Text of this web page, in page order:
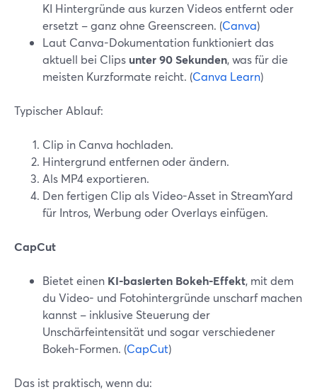
KI Hintergründe aus kurzen Videos entfernt oder
ersetzt – ganz ohne Greenscreen. (Canva)
Laut Canva-Dokumentation funktioniert das
aktuell bei Clips unter 90 Sekunden, was für die
meisten Kurzformate reicht. (Canva Learn)
Typischer Ablauf:
Clip in Canva hochladen.
Hintergrund entfernen oder ändern.
Als MP4 exportieren.
Den fertigen Clip als Video-Asset in StreamYard
für Intros, Werbung oder Overlays einfügen.
CapCut
Bietet einen KI-basierten Bokeh-Effekt, mit dem
du Video- und Fotohintergründe unscharf machen
kannst – inklusive Steuerung der
Unschärfeintensität und sogar verschiedener
Bokeh-Formen. (CapCut)
Das ist praktisch, wenn du: